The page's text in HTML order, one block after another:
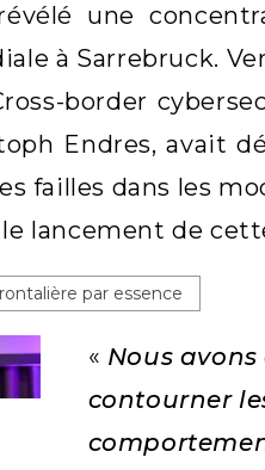
une
à Sarrebruck.
border
Endres, avait
failles dans les
lancement de
par essence
« Nous
contourner